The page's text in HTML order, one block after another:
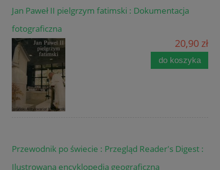
Jan Paweł II pielgrzym fatimski : Dokumentacja
fotograficzna
20,90 zł
do koszyka
Przewodnik po świecie : Przegląd Reader's Digest :
Ilustrowana encyklopedia geograficzna